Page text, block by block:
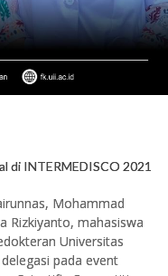
di INTERMEDISCO 2021
Mohammad
Rizkiyanto, mahasiswa
Universitas
pada event